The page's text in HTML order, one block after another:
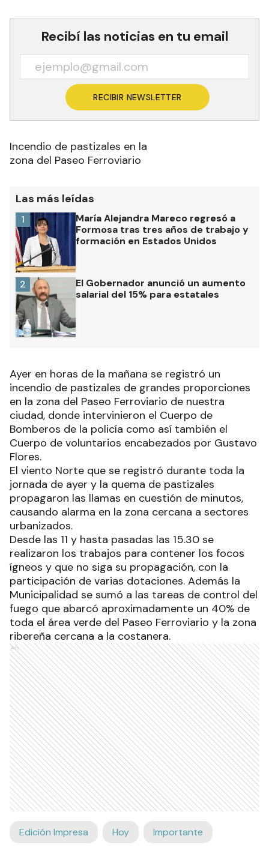
Recibí las noticias en tu email
RECIBIR NEWSLETTER
Incendio de pastizales en la
zona del Paseo Ferroviario
Las más leídas
María Alejandra Mareco regresó a
Formosa tras tres años de trabajo y
formación en Estados Unidos
1
El Gobernador anunció un aumento
salarial del 15% para estatales
2
Ayer en horas de la mañana se registró un
incendio de pastizales de grandes proporciones
en la zona del Paseo Ferroviario de nuestra
ciudad, donde intervinieron el Cuerpo de
Bomberos de la policía como así también el
Cuerpo de voluntarios encabezados por Gustavo
Flores.
El viento Norte que se registró durante toda la
jornada de ayer y la quema de pastizales
propagaron las llamas en cuestión de minutos,
causando alarma en la zona cercana a sectores
urbanizados.
Desde las 11 y hasta pasadas las 15.30 se
realizaron los trabajos para contener los focos
ígneos y que no siga su propagación, con la
participación de varias dotaciones. Además la
Municipalidad se sumó a las tareas de control del
fuego que abarcó aproximadamente un 40% de
toda el área verde del Paseo Ferroviario y la zona
ribereña cercana a la costanera.
Ads
Edición Impresa Hoy Importante